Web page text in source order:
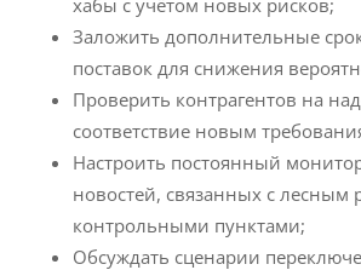
хабы с учётом новых рисков;
Заложить дополнительные
поставок для снижения
Проверить контрагентов на
соответствие новым
Настроить постоянный
новостей, связанных с лесным
контрольными пунктами;
Обсуждать сценарии